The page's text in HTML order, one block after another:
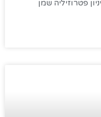
פטרוזיליה שמן